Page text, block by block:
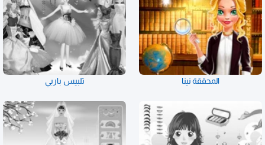
المحققة نينا تلبيس باربي